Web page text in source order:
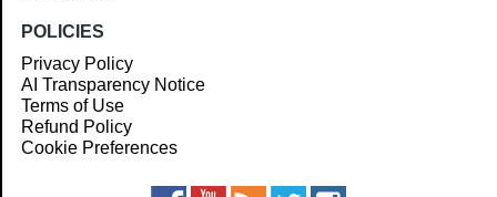
POLICIES
Privacy Policy
AI Transparency Notice
Terms of Use
Refund Policy
Cookie Preferences